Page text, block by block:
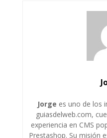
Jorge es uno de los
guiasdelweb.com,
experiencia en CMS
Prestashop. Su misión